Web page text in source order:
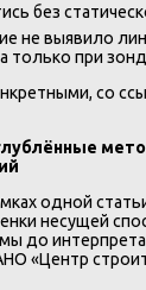
без
не выявило
только при
со
одной
несущей
до
«Центр